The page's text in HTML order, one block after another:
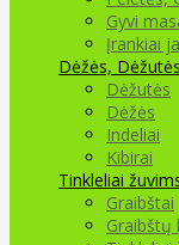
Gyvi
Įrankiai
Dėžės,
Dėžutės
Dėžės
Indeliai
Kibirai
Tinkleliai
Graibštai
Graibštų